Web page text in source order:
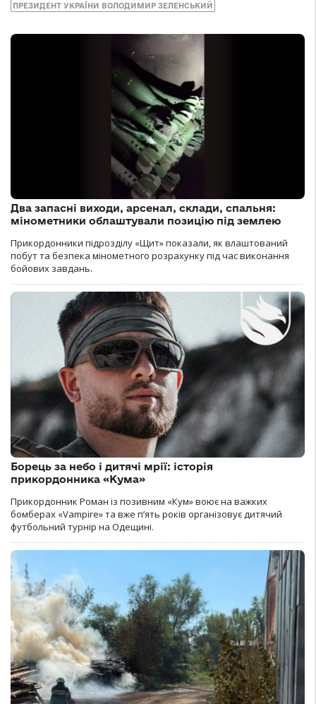
ПРЕЗИДЕНТ УКРАЇНИ ВОЛОДИМИР ЗЕЛЕНСЬКИЙ
Два запасні виходи, арсенал, склади, спальня:
мінометники облаштували позицію під землею
Прикордонники підрозділу «Щит» показали, як влаштований
побут та безпека мінометного розрахунку під час виконання
бойових завдань.
Борець за небо і дитячі мрії: історія
прикордонника «Кума»
Прикордонник Роман із позивним «Кум» воює на важких
бомберах «Vampire» та вже п’ять років організовує дитячий
футбольний турнір на Одещині.